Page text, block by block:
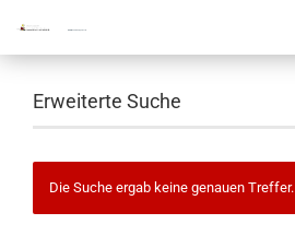
Erweiterte Suche
Die Suche ergab keine genauen Treffer.